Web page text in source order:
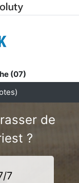
(07)
de
?
7